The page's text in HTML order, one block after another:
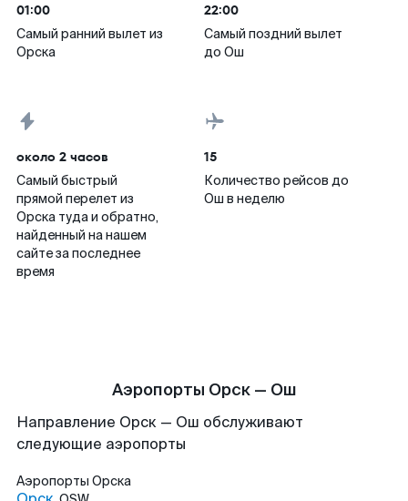
01:00
Самый ранний вылет из
Орска
22:00
Самый поздний вылет
до Ош
около 2 часов
Самый быстрый
прямой перелет из
Орска туда и обратно,
найденный на нашем
сайте за последнее
время
15
Количество рейсов до
Ош в неделю
Аэропорты Орск — Ош
Направление Орск — Ош обслуживают
следующие аэропорты
Аэропорты Орска